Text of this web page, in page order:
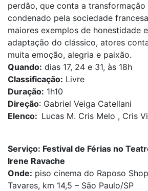
perdão, que conta a transformação
condenado pela sociedade
maiores exemplos de honestidade
adaptação do clássico, atores
muita emoção, alegria e paixão.
Quando: dias 17, 24 e 31, às 18h
Classificação: Livre
Duração: 1h10
Direção: Gabriel Veiga Catellani
Elenco: Lucas M. Cris Melo , Cris
Serviço: Festival de Férias no
Irene Ravache
Onde: piso cinema do Raposo
Tavares, km 14,5 – São Paulo/SP